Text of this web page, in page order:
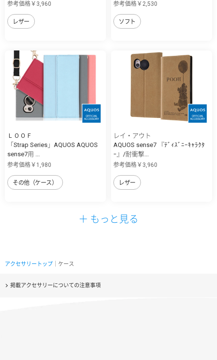
参考価格￥3,960
レザー
参考価格￥2,530
ソフト
ＬＯＯＦ
「Strap Series」AQUOS AQUOS
sense7用 ...
参考価格￥1,980
その他（ケース）
レイ・アウト
AQUOS sense7 『ﾃﾞｨｽﾞﾆｰｷｬﾗｸﾀ
ｰ』/耐衝撃...
参考価格￥3,960
レザー
＋ もっと見る
アクセサリートップ ｜ケース
掲載アクセサリーについての注意事項